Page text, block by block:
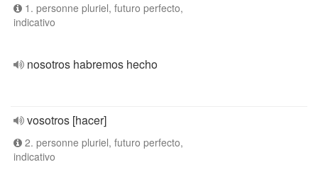
1. personne pluriel, futuro perfecto,
indicativo
nosotros habremos hecho
vosotros [hacer]
2. personne pluriel, futuro perfecto,
indicativo